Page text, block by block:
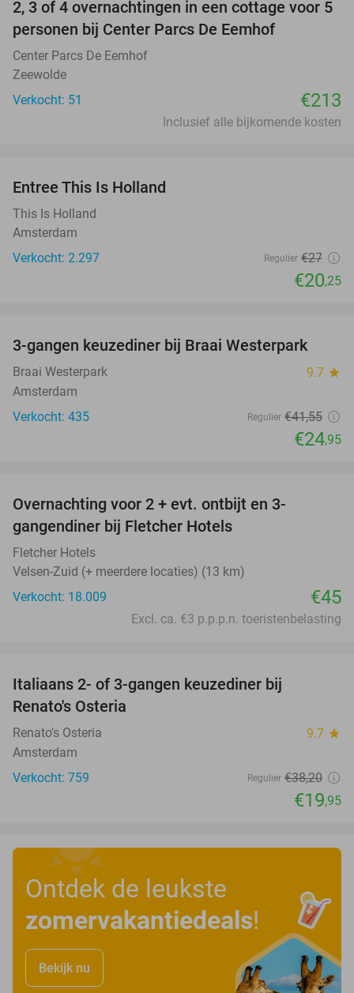
2, 3 of 4 overnachtingen in een cottage voor 5
personen bij Center Parcs De Eemhof
Center Parcs De Eemhof
Zeewolde
Verkocht: 51
€213
Inclusief alle bijkomende kosten
Entree This Is Holland
This Is Holland
Amsterdam
Verkocht: 2.297
Regulier €27
€20,25
40%
3-gangen keuzediner bij Braai Westerpark
Braai Westerpark 9.7 star
Amsterdam
Verkocht: 435
Regulier €41,55
€24,95
Overnachting voor 2 + evt. ontbijt en 3-
gangendiner bij Fletcher Hotels
Fletcher Hotels
Velsen-Zuid (+ meerdere locaties) (13 km)
Verkocht: 18.009
€45
Excl. ca. €3 p.p.p.n. toeristenbelasting
Italiaans 2- of 3-gangen keuzediner bij
Renato's Osteria
Renato's Osteria 9.7 star
Amsterdam
Verkocht: 759
Regulier €38,20
€19,95
Ontdek de leukste
zomervakantiedeals!
Bekijk nu